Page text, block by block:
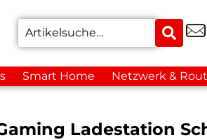
Smart Home Netzwerk &
Ladestation